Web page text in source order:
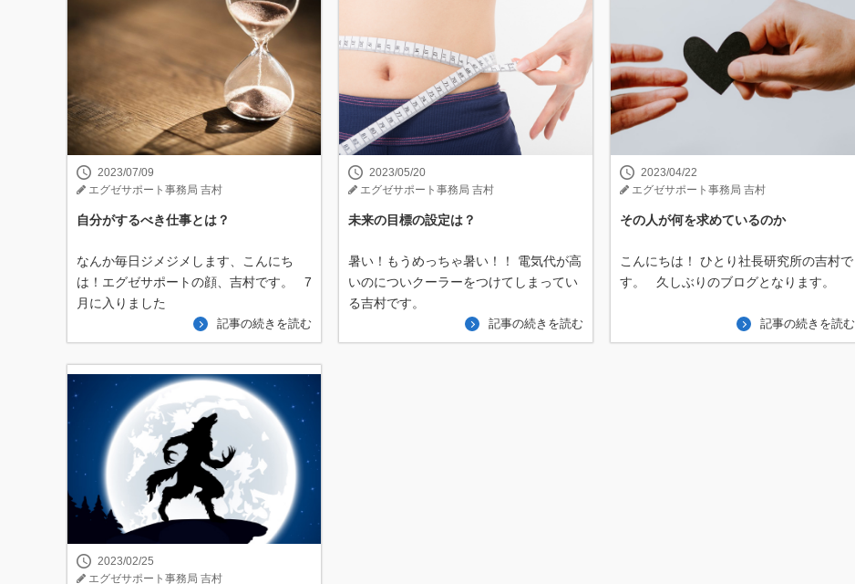
2023/07/09
エグゼサポート事務局 吉村
自分がするべき仕事とは？
なんか毎日ジメジメします、こんにち
は！エグゼサポートの顔、吉村です。 7
月に入りました
記事の続きを読む
2023/05/20
エグゼサポート事務局 吉村
未来の目標の設定は？
暑い！もうめっちゃ暑い！！ 電気代が高
いのについクーラーをつけてしまってい
る吉村です。
記事の続きを読む
2023/04/22
エグゼサポート事務局 吉村
その人が何を求めているのか
こんにちは！ ひとり社長研究所の吉村で
す。 久しぶりのブログとなります。
記事の続きを読む
2023/02/25
エグゼサポート事務局 吉村